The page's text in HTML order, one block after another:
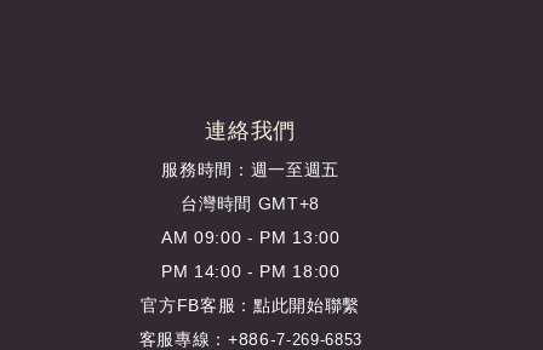
連絡我們
服務時間：週一至週五
台灣時間 GMT+8
AM 09:00 - PM 13:00
PM 14:00 - PM 18:00
官方FB客服：點此開始聯繫
客服專線：+886-7-269-6853